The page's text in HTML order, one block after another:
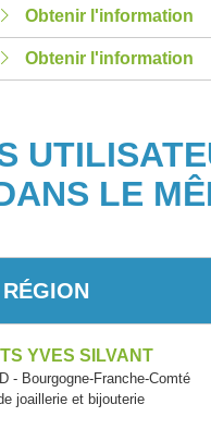
Obtenir l'information
Obtenir l'information
LE
YVES SILVANT
- Bourgogne-Franche-Comté
joaillerie et bijouterie